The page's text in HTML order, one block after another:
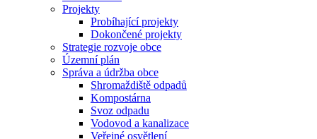
Projekty
Probíhající projekty
Dokončené projekty
Strategie rozvoje obce
Územní plán
Správa a údržba obce
Shromaždiště odpadů
Kompostárna
Svoz odpadu
Vodovod a kanalizace
Veřejné osvětlení